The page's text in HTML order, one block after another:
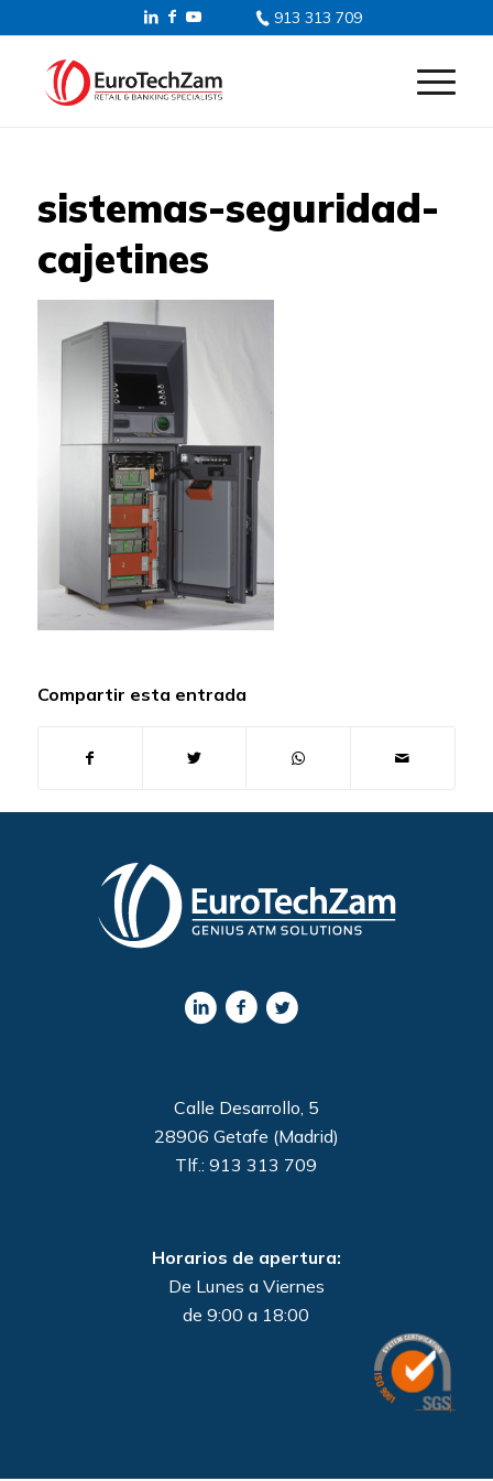
913 313 709
sistemas-seguridad-
cajetines
Compartir esta entrada
Calle Desarrollo, 5
28906 Getafe (Madrid)
Tlf.: 913 313 709
Horarios de apertura:
De Lunes a Viernes
de 9:00 a 18:00